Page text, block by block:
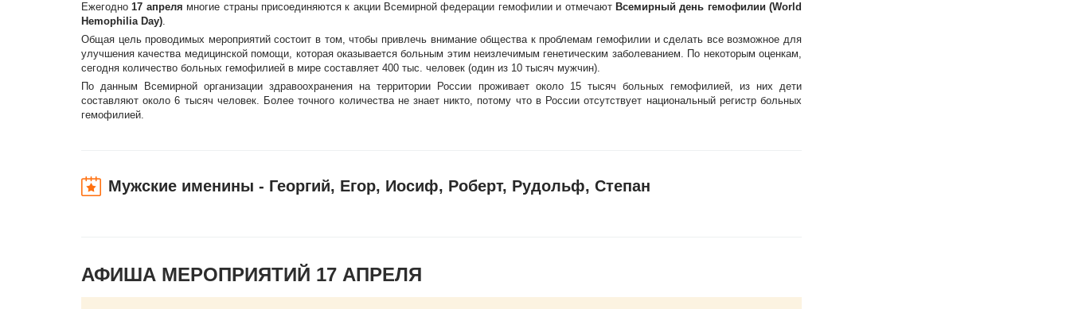
Ежегодно17 апреля многие страны присоединяются к акции Всемирной федерации гемофилии и отмечают Всемирный день гемофилии (World
Hemophilia Day).
Общая цель проводимых мероприятий состоит в том, чтобы привлечь внимание общества к проблемам гемофилии и сделать все возможное для
улучшения качества медицинской помощи, которая оказывается больным этим неизлечимым генетическим заболеванием. По некоторым оценкам,
сегодня количество больных гемофилией в мире составляет 400 тыс. человек (один из 10 тысяч мужчин).
По данным Всемирной организации здравоохранения на территории России проживает около 15 тысяч больных гемофилией, из них дети
составляют около 6 тысяч человек. Более точного количества не знает никто, потому что в России отсутствует национальный регистр больных
гемофилией.
Мужские именины - Георгий, Егор, Иосиф, Роберт, Рудольф, Степан
АФИША МЕРОПРИЯТИЙ 17 АПРЕЛЯ